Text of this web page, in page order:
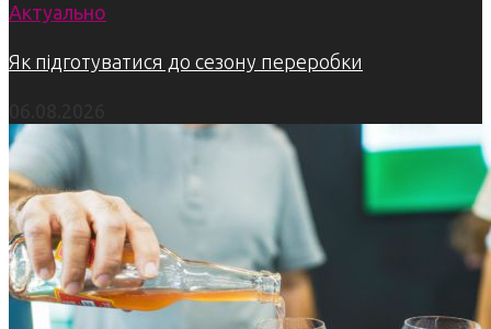
Актуально
Як підготуватися до сезону переробки